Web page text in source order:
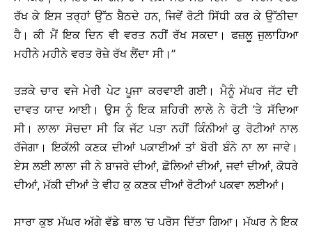
ਰੱਖ ਕੇ ਇਸ ਤਰ੍ਹਾਂ ਉੱਠ ਬੈਠਦੇ ਹਨ, ਜਿਵੇਂ ਰੋਟੀ ਸਿੱਧੀ ਕਰ ਕੇ ਉੱਠੀਦਾ
ਹੈ। ਕੀ ਮੈਂ ਇਕ ਦਿਨ ਵੀ ਵਰਤ ਨਹੀਂ ਰੱਖ ਸਕਦਾ। ਫਜ਼ਲੂ ਜੁਲਾਹਿਆ
ਮਹੀਨੇ ਮਹੀਨੇ ਵਰਤ ਰੋਜ਼ੇ ਰੱਖ ਲੈਂਦਾ ਸੀ।’’
ਤੜਕੇ ਚਾਰ ਵਜੇ ਮੇਰੀ ਪੇਟ ਪੂਜਾ ਕਰਵਾਈ ਗਈ। ਮੈਨੂੰ ਮੱਘਰ ਜੱਟ ਦੀ
ਦਾਵਤ ਯਾਦ ਆਈ। ਉਸ ਨੂੰ ਇਕ ਸ਼ਹਿਰੀ ਲਾਲੇ ਨੇ ਰੋਟੀ ’ਤੇ ਸੱਦਿਆ
ਸੀ। ਲਾਲਾ ਸੋਚਦਾ ਸੀ ਕਿ ਜੱਟ ਪਤਾ ਨਹੀਂ ਕਿੰਨੀਆਂ ਕੁ ਰੋਟੀਆਂ ਨਾਲ
ਰੱਜੇਗਾ। ਇਕੱਲੀ ਕਣਕ ਦੀਆਂ ਪਕਾਈਆਂ ਤਾਂ ਬੋਰੀ ਬੰਨੇ ਨਾ ਲਾ ਜਾਵੇ।
ਏਸ ਲਈ ਲਾਲਾ ਜੀ ਨੇ ਬਾਜਰੇ ਦੀਆਂ, ਛੋਲਿਆਂ ਦੀਆਂ, ਜਵਾਂ ਦੀਆਂ, ਕੋਧਰੇ
ਦੀਆਂ, ਮੱਕੀ ਦੀਆਂ ਤੇ ਵੀਹ ਕੁ ਕਣਕ ਦੀਆਂ ਰੋਟੀਆਂ ਪਕਵਾ ਲਈਆਂ।
ਸਾਰਾ ਕੁਝ ਮੱਘਰ ਅੱਗੇ ਵੱਡੇ ਥਾਲ ’ਚ ਪਰੋਸ ਦਿੱਤਾ ਗਿਆ। ਮੱਘਰ ਨੇ ਇਕ